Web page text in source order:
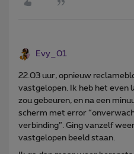
Evy_01
22.03 uur, opnieuw
vastgelopen. Ik heb het even
zou gebeuren, en na een
scherm met error
verbinding”. Ging vanzelf
vastgelopen beeld staan.